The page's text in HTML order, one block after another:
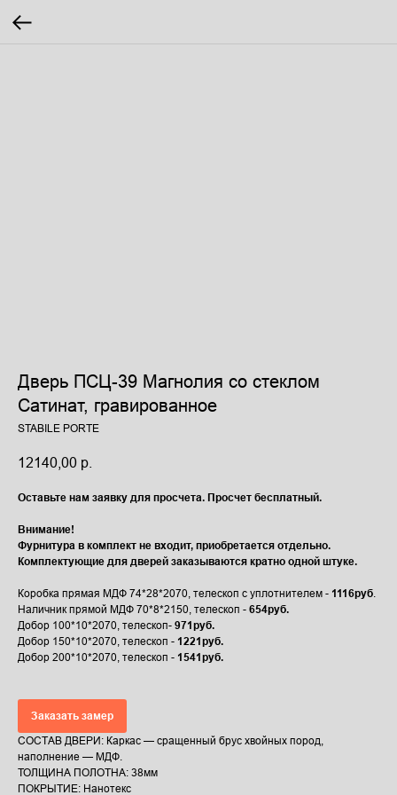
Дверь ПСЦ-39 Магнолия со стеклом
Сатинат, гравированное
STABILE PORTE
12140,00 р.
Оставьте нам заявку для просчета. Просчет бесплатный.
Внимание!
Фурнитура в комплект не входит, приобретается отдельно.
Комплектующие для дверей заказываются кратно одной штуке.
Коробка прямая МДФ 74*28*2070, телескоп с уплотнителем - 1116руб.
Наличник прямой МДФ 70*8*2150, телескоп - 654руб.
Добор 100*10*2070, телескоп- 971руб.
Добор 150*10*2070, телескоп - 1221руб.
Добор 200*10*2070, телескоп - 1541руб.
Заказать замер
СОСТАВ ДВЕРИ: Каркас — сращенный брус хвойных пород,
наполнение — МДФ.
ТОЛЩИНА ПОЛОТНА: 38мм
ПОКРЫТИЕ: Нанотекс